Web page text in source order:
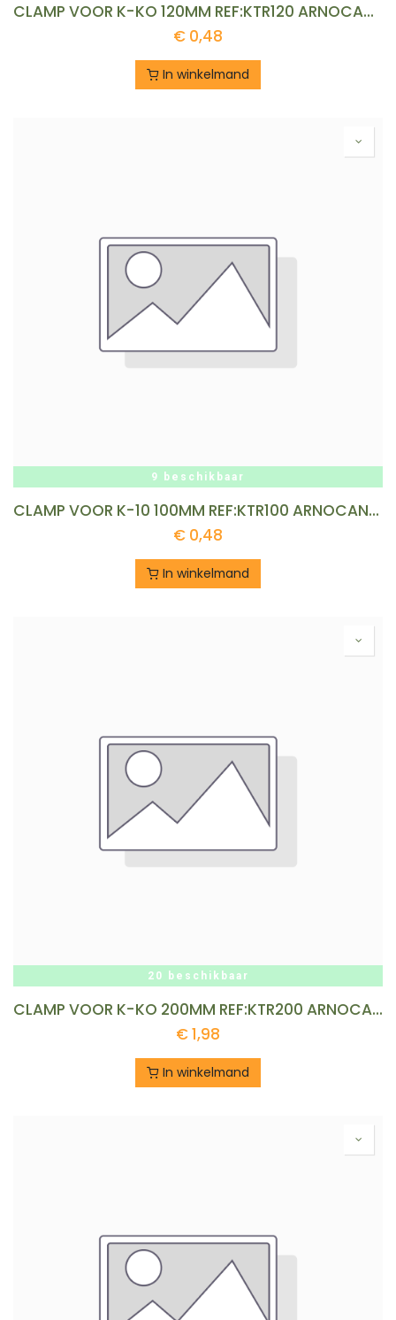
CLAMP VOOR K-KO 120MM REF:KTR120 ARNOCANALI
€ 0,48
In winkelmand
9 beschikbaar
CLAMP VOOR K-10 100MM REF:KTR100 ARNOCANALI
€ 0,48
In winkelmand
20 beschikbaar
CLAMP VOOR K-KO 200MM REF:KTR200 ARNOCANALI
€1,98
In winkelmand